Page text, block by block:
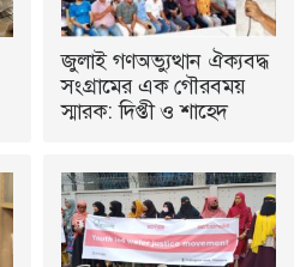
জুলাই গণঅভ্যুত্থান ঐক্যবদ্ধ
সংগ্রামের এক গৌরবময়
স্মারক: দিপ্তী ও শাহেদ